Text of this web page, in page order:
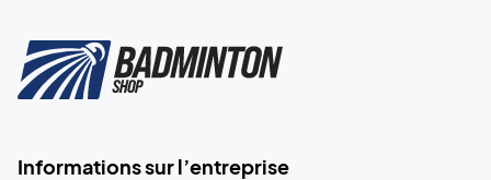
Informations sur l’entreprise